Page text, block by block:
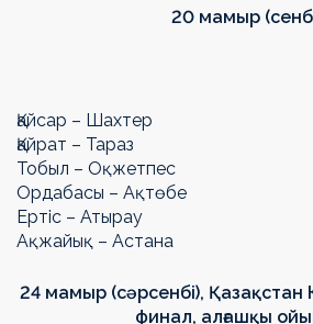
20 мамыр
Қайсар – Шахтер
Қайрат – Тараз
Тобыл – Оқжетпес
Ордабасы – Ақтөбе
Ертіс – Атырау
Ақжайық – Астана
24 мамыр (сәрсенбі), Қазақстан
финал, алғашқы